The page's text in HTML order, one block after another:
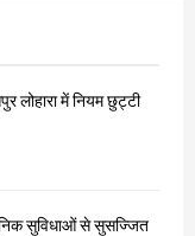
लोहारा में नियम छुट्टी
सुविधाओं से सुसज्जित